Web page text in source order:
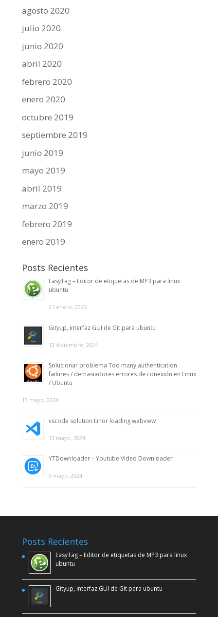
agosto 2020
julio 2020
junio 2020
abril 2020
febrero 2020
enero 2020
octubre 2019
septiembre 2019
junio 2019
mayo 2019
abril 2019
marzo 2019
febrero 2019
enero 2019
Posts Recientes
EasyTag – Editor de etiquetas de MP3 para linux
ubuntu
21 enero, 2025
Gityup, interfaz GUI de Git para ubuntu
12 diciembre, 2024
Solucionar problema Too many authentication
failures / demasiadores errores de conexión en Linux
/ Ubuntu
13 mayo, 2024
vscode solution Error loading webview
13 mayo, 2024
YTDownloader – Youtube Video Downloader
3 mayo, 2024
Posts Recientes
EasyTag – Editor de etiquetas de MP3 para linux
ubuntu
Gityup, interfaz GUI de Git para ubuntu